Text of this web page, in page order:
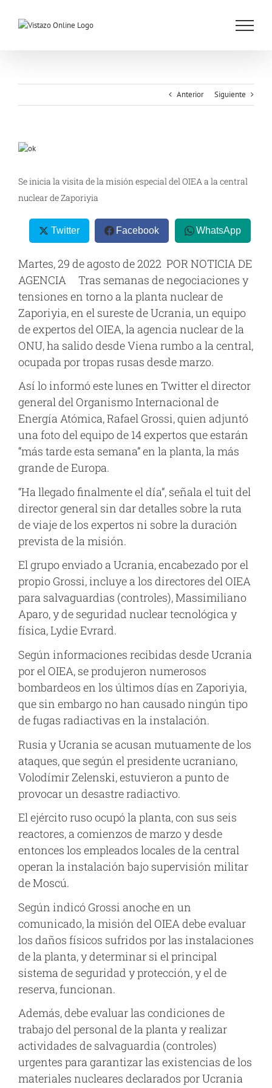
contenido
Anterior Siguiente
Ver
grande
Se inicia la visita de la misión especial del OIEA a la central
nuclear de Zaporiyia
Twitter Facebook WhatsApp
Martes, 29 de agosto de 2022 POR NOTICIA DE
AGENCIA Tras semanas de negociaciones y
tensiones en torno a la planta nuclear de
Zaporiyia, en el sureste de Ucrania, un equipo
de expertos del OIEA, la agencia nuclear de la
ONU, ha salido desde Viena rumbo a la central,
ocupada por tropas rusas desde marzo.
Así lo informó este lunes en Twitter el director
general del Organismo Internacional de
Energía Atómica, Rafael Grossi, quien adjuntó
una foto del equipo de 14 expertos que estarán
“más tarde esta semana” en la planta, la más
grande de Europa.
“Ha llegado finalmente el día”, señala el tuit del
director general sin dar detalles sobre la ruta
de viaje de los expertos ni sobre la duración
prevista de la misión.
El grupo enviado a Ucrania, encabezado por el
propio Grossi, incluye a los directores del OIEA
para salvaguardias (controles), Massimiliano
Aparo, y de seguridad nuclear tecnológica y
física, Lydie Evrard.
Según informaciones recibidas desde Ucrania
por el OIEA, se produjeron numerosos
bombardeos en los últimos días en Zaporiyia,
que sin embargo no han causado ningún tipo
de fugas radiactivas en la instalación.
Rusia y Ucrania se acusan mutuamente de los
ataques, que según el presidente ucraniano,
Volodímir Zelenski, estuvieron a punto de
provocar un desastre radiactivo.
El ejército ruso ocupó la planta, con sus seis
reactores, a comienzos de marzo y desde
entonces los empleados locales de la central
operan la instalación bajo supervisión militar
de Moscú.
Según indicó Grossi anoche en un
comunicado, la misión del OIEA debe evaluar
los daños físicos sufridos por las instalaciones
de la planta, y determinar si el principal
sistema de seguridad y protección, y el de
reserva, funcionan.
Además, debe evaluar las condiciones de
trabajo del personal de la planta y realizar
actividades de salvaguardia (controles)
urgentes para garantizar las existencias de los
materiales nucleares declarados por Ucrania